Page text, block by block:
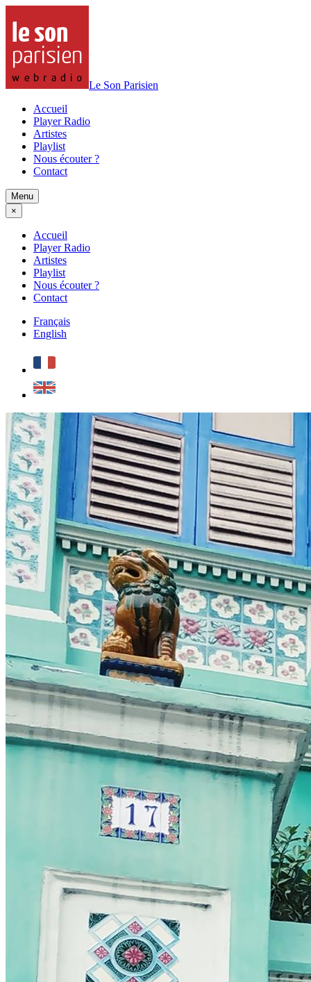
Le Son Parisien
Accueil
Player Radio
Artistes
Playlist
Nous écouter ?
Contact
Menu
×
Accueil
Player Radio
Artistes
Playlist
Nous écouter ?
Contact
Français
English